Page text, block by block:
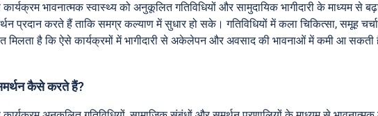
भावनात्मक स्वास्थ्य को अनुकूलित गतिविधियों और सामुदायिक भागीदारी के माध्यम से
प्रदान करते हैं ताकि समग्र कल्याण में सुधार हो सके। गतिविधियों में कला चिकित्सा, समूह
मिलता है कि ऐसे कार्यक्रमों में भागीदारी से अकेलेपन और अवसाद की भावनाओं में कमी आ सकती
कैसे करते हैं?